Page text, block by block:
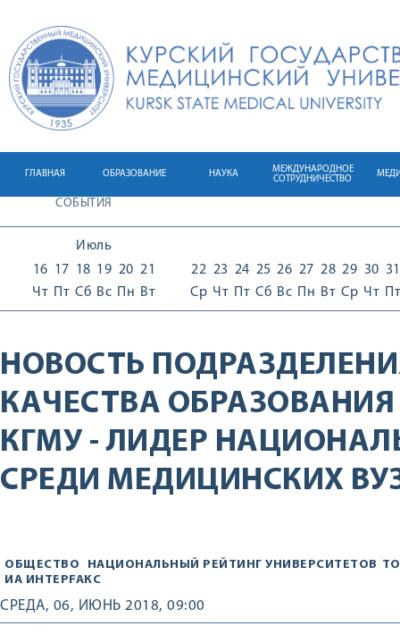
ГЛАВНАЯ ОБРАЗОВАНИЕ НАУКА
МЕЖДУНАРОДНОЕ
СОТРУДНИЧЕСТВО
СОБЫТИЯ
Июль
16
Чт
17
Пт
18
Сб
19
Вс
20
Пн
21
Вт
22
Ср
23
Чт
24
Пт
25
Сб
26
Вс
27
Пн
28
Вт
29
Ср
30
Чт
31
Пт
НОВОСТЬ
КАЧЕСТВА ОБРАЗОВАНИЯ
КГМУ - ЛИДЕР
СРЕДИ МЕДИЦИНСКИХ
ОБЩЕСТВО НАЦИОНАЛЬНЫЙ РЕЙТИНГ УНИВЕРСИТЕТОВ
ИА ИНТЕРFAКС
СРЕДА, 06, ИЮНЬ 2018, 09:00